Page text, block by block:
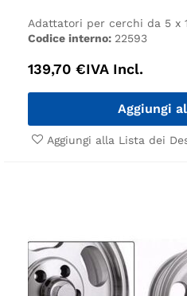
Adattatori per cerchi da 5 x
Codice interno: 22593
139,70 €IVA Incl.
Aggiungi
Aggiungi alla Lista dei